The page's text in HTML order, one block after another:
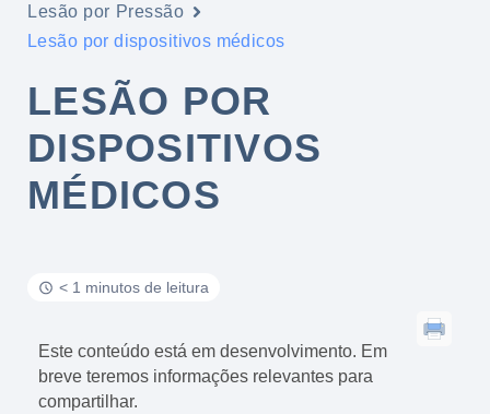
Lesão por Pressão
Lesão por dispositivos médicos
LESÃO POR
DISPOSITIVOS
MÉDICOS
< 1 minutos de leitura
Este conteúdo está em desenvolvimento. Em
breve teremos informações relevantes para
compartilhar.